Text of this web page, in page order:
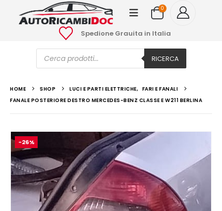
0
Spedione Grauita in Italia
Ricerca
prodotti RICERCA
HOME SHOP LUCI E PARTI ELETTRICHE, FARI E FANALI
FANALE POSTERIORE DESTRO MERCEDES-BENZ CLASSE E W211 BERLINA
-26%